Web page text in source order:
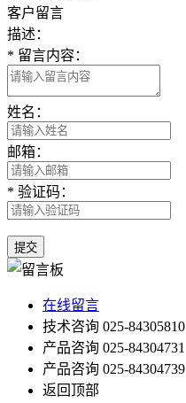
客户留言
描述：
* 留言内容：
姓名：
邮箱：
* 验证码：
提交
在线留言
技术咨询 025-84305810
产品咨询 025-84304731
产品咨询 025-84304739
返回顶部